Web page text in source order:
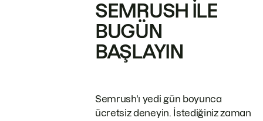
SEMRUSH ILE
BUGÜN
BAŞLAYIN
Semrush'ı yedi gün boyunca
ücretsiz deneyin. İstediğiniz zaman